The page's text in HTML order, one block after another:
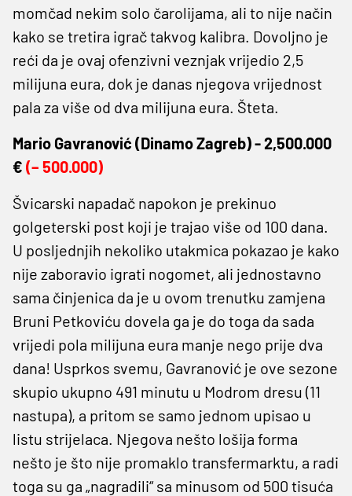
momčad nekim solo čarolijama, ali to nije način
kako se tretira igrač takvog kalibra. Dovoljno je
reći da je ovaj ofenzivni veznjak vrijedio 2,5
milijuna eura, dok je danas njegova vrijednost
pala za više od dva milijuna eura. Šteta.
Mario Gavranović (Dinamo Zagreb) - 2,500.000
€ (– 500.000)
Švicarski napadač napokon je prekinuo
golgeterski post koji je trajao više od 100 dana.
U posljednjih nekoliko utakmica pokazao je kako
nije zaboravio igrati nogomet, ali jednostavno
sama činjenica da je u ovom trenutku zamjena
Bruni Petkoviću dovela ga je do toga da sada
vrijedi pola milijuna eura manje nego prije dva
dana! Usprkos svemu, Gavranović je ove sezone
skupio ukupno 491 minutu u Modrom dresu (11
nastupa), a pritom se samo jednom upisao u
listu strijelaca. Njegova nešto lošija forma
nešto je što nije promaklo transfermarktu, a radi
toga su ga „nagradili“ sa minusom od 500 tisuća